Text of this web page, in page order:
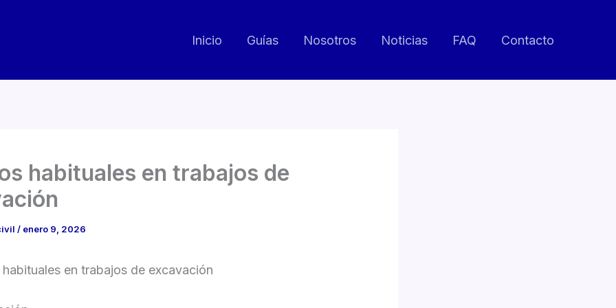
Inicio Guías Nosotros Noticias FAQ Contacto
habituales en trabajos de
/ enero 9, 2026
habituales en trabajos de excavación